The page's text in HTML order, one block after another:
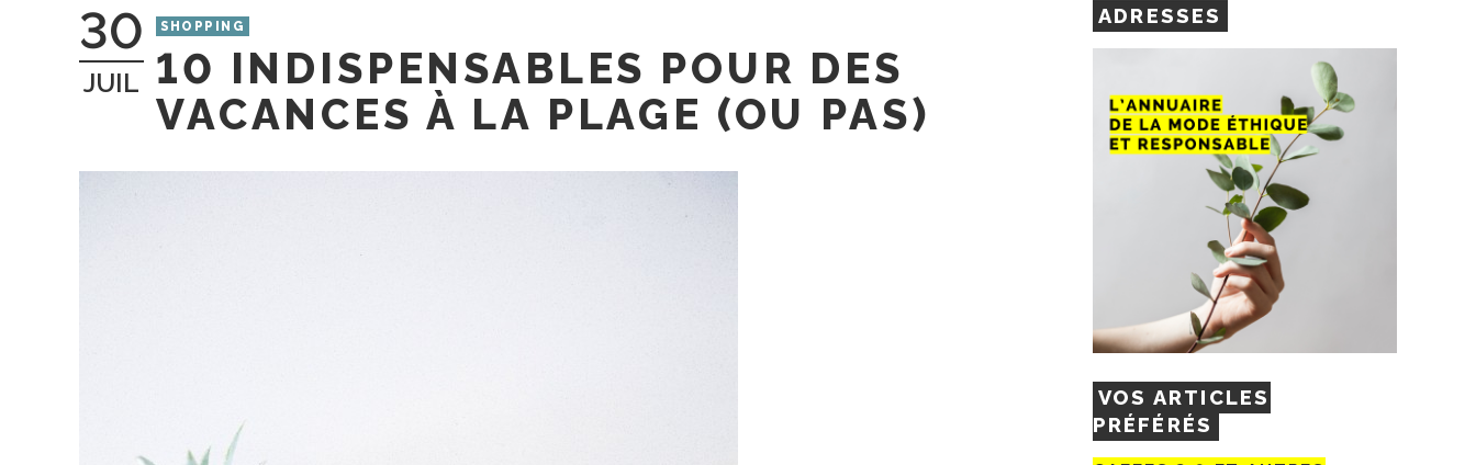
30
JUIL
SHOPPING
10 INDISPENSABLES POUR DES
VACANCES À LA PLAGE (OU PAS)
ADRESSES
VOS ARTICLES
PRÉFÉRÉS